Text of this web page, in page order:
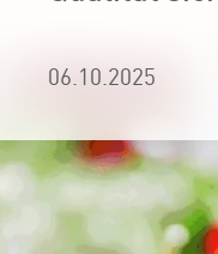
06.10.2025